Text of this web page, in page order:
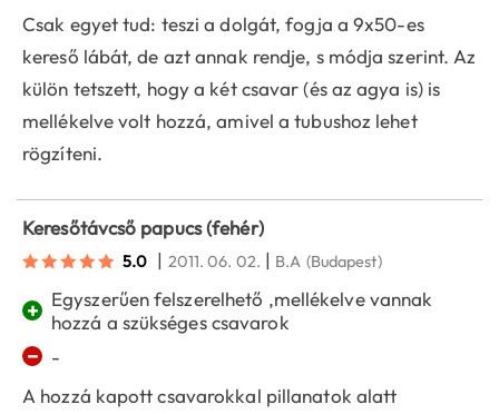
Csak egyet tud: teszi a dolgát, fogja a 9x50-es
kereső lábát, de azt annak rendje, s módja szerint. Az
külön tetszett, hogy a két csavar (és az agya is) is
mellékelve volt hozzá, amivel a tubushoz lehet
rögzíteni.
Keresőtávcső papucs (fehér)
5.0 | 2011. 06. 02. | B.A (Budapest)
+
Egyszerűen felszerelhető ,mellékelve vannak
hozzá a szükséges csavarok
−
-
A hozzá kapott csavarokkal pillanatok alatt